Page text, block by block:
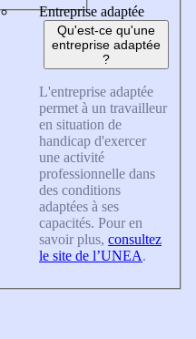
Entreprise adaptée
Qu'est-ce qu'une
entreprise adaptée
?
L'entreprise adaptée
permet à un travailleur
en situation de
handicap d'exercer
une activité
professionnelle dans
des conditions
adaptées à ses
capacités. Pour en
savoir plus, consultez
le site de l’UNEA.